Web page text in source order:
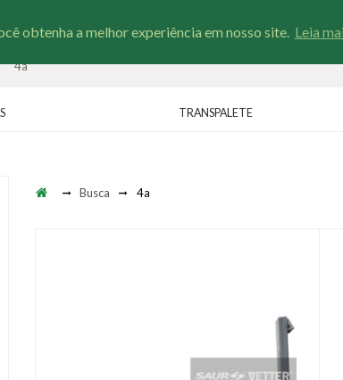
obtenha a melhor experiência em nosso site. Leia
TRANSPALETE
Busca 4a